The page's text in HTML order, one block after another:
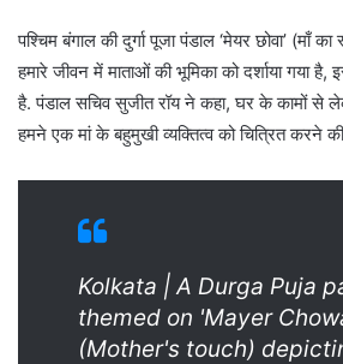
पश्चिम बंगाल की दुर्गा पूजा पंडाल ‘मेयर छोवा’ (माँ
हमारे जीवन में माताओं की भूमिका को दर्शाया गया है,
है. पंडाल सचिव सुजीत रॉय ने कहा, घर के कामों से
हमने एक मां के बहुमुखी व्यक्तित्व को चित्रित करने
Kolkata | A Durga Puja
themed on 'Mayer
(Mother's touch)